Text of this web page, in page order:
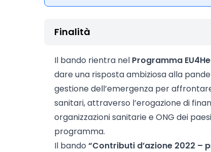
Finalità
Il bando rientra nel Programma
dare una risposta ambiziosa alla
gestione dell’emergenza per
sanitari, attraverso l’erogazione di
organizzazioni sanitarie e ONG dei
programma.
Il bando “Contributi d’azione 2022 –